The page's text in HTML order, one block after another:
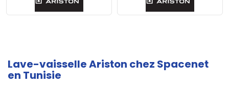
Lave-vaisselle Ariston chez Spacenet
en Tunisie